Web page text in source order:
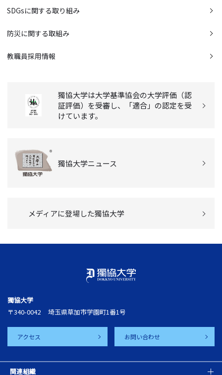
SDGsに関する取り組み
防災に関する取組み
教職員採用情報
獨協大学は大学基準協会の大学評価（認
証評価）を受審し、「適合」の認定を受
けています。
獨協大学ニュース
メディアに登場した獨協大学
獨協大学
〒340-0042
埼玉県草加市学園町1番1号
アクセス お問い合わせ
関連組織